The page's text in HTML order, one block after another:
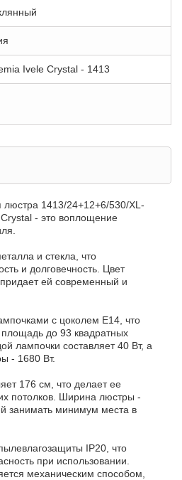
Ivele Crystal - 1413
люстра 1413/24+12+6/530/XL-
- это воплощение
и стекла, что
и долговечность. Цвет
ей современный и
с цоколем E14, что
до 93 квадратных
лампочки составляет 40 Вт, а
- 1680 Вт.
176 см, что делает ее
потолков. Ширина люстры -
занимать минимум места в
IP20, что
при использовании.
механическим способом,